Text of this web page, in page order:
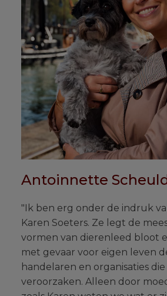
Antoinnette
"Ik ben erg onder de indruk
Karen Soeters. Ze legt de
vormen van dierenleed bloot
met gevaar voor eigen leven
handelaren en organisaties
veroorzaken. Alleen door